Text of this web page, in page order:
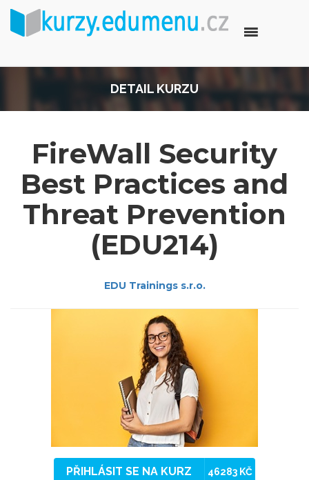
DETAIL KURZU
FireWall Security
Best Practices and
Threat Prevention
(EDU214)
EDU Trainings s.r.o.
PŘIHLÁSIT SE NA KURZ 46283 KČ